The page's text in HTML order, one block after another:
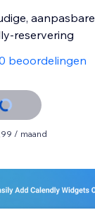
aanpasbare
reservering
beoordelingen
/ maand